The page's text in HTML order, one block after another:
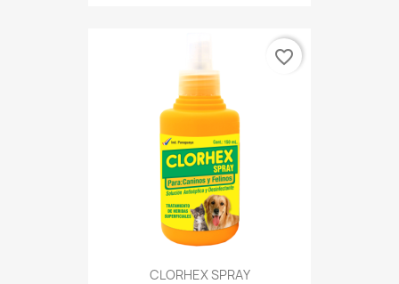
CLORHEX SPRAY
favorite_border